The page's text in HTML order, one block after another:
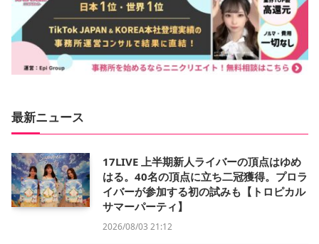
最新ニュース
17LIVE 上半期新人ライバーの頂点はゆめ
はる。40名の頂点に立ち二冠獲得。プロラ
イバーが参加する初の試みも【トロピカル
サマーパーティ】
2026/08/03 21:12